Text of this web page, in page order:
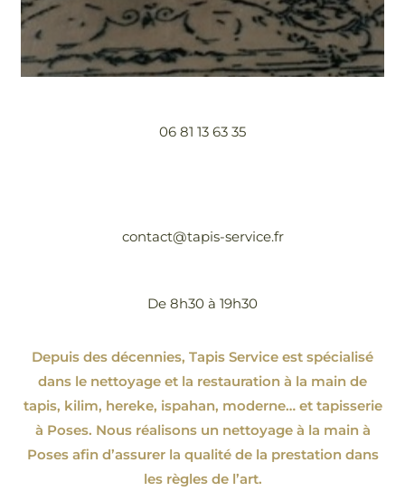
06 81 13 63 35
contact@tapis-service.fr
De 8h30 à 19h30
Depuis des décennies, Tapis Service est spécialisé
dans le nettoyage et la restauration à la main de
tapis, kilim, hereke, ispahan, moderne…et tapisserie
à Poses. Nous réalisons un nettoyage à la main à
Poses afin d’assurer la qualité de la prestation dans
les règles de l’art.